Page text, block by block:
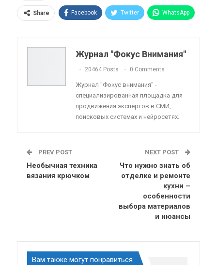
Share Facebook Twitter WhatsApp
Telegram Viber
Linkedin Tumblr
Журнал "Фокус Внимания"
20464 Posts 0 Comments
Журнал "Фокус внимания" -
специализированная площадка для
продвижения экспертов в СМИ,
поисковых системах и нейросетях.
PREV POST
Необычная техника
вязания крючком
NEXT POST
Что нужно знать об
отделке и ремонте
кухни –
особенности
выбора материалов
и нюансы
Вам также могут понравиться